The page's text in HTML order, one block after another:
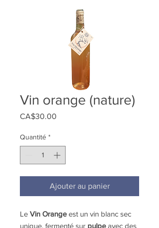
Vin orange (nature)
CA$30.00
Quantité *
Ajouter au panier
Le Vin Orangeest un vin blanc sec
unique, fermenté sur pulpeavec des